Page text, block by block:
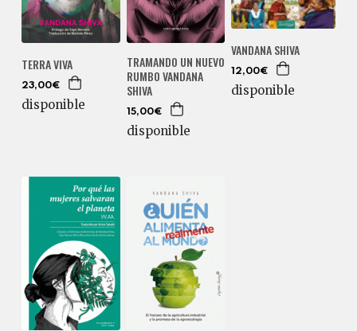
TERRA VIVA
23,00€
disponible
TRAMANDO UN NUEVO
RUMBO VANDANA
SHIVA
15,00€
disponible
VANDANA SHIVA
12,00€
disponible